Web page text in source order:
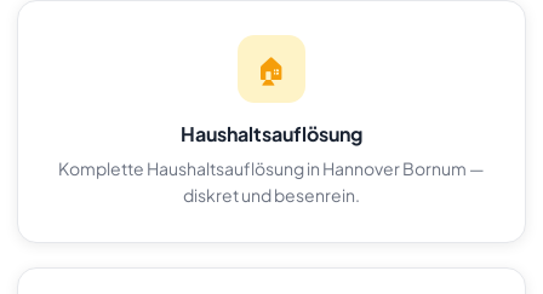
🏠
Haushaltsauflösung
Komplette Haushaltsauflösung in Hannover Bornum —
diskret und besenrein.